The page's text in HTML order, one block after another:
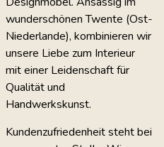
wunderschönen Twente (Ost-
Niederlande), kombinieren wir
unsere Liebe zum Interieur
mit einer Leidenschaft für
Qualität und
Handwerkskunst.
Kundenzufriedenheit steht bei